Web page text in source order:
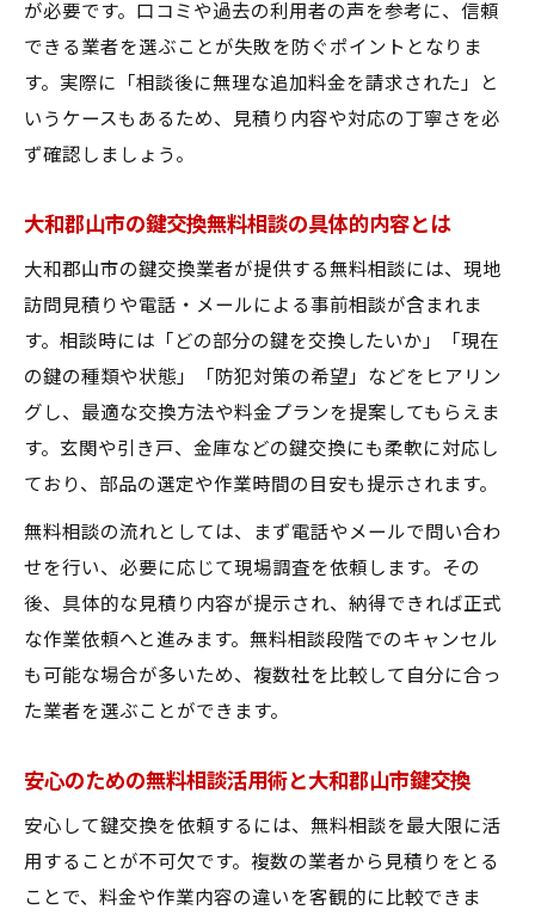
が必要です。口コミや過去の利用者の声を参考に、信頼
できる業者を選ぶことが失敗を防ぐポイントとなりま
す。実際に「相談後に無理な追加料金を請求された」と
いうケースもあるため、見積り内容や対応の丁寧さを必
ず確認しましょう。
大和郡山市の鍵交換無料相談の具体的内容とは
大和郡山市の鍵交換業者が提供する無料相談には、現地
訪問見積りや電話・メールによる事前相談が含まれま
す。相談時には「どの部分の鍵を交換したいか」「現在
の鍵の種類や状態」「防犯対策の希望」などをヒアリン
グし、最適な交換方法や料金プランを提案してもらえま
す。玄関や引き戸、金庫などの鍵交換にも柔軟に対応し
ており、部品の選定や作業時間の目安も提示されます。
無料相談の流れとしては、まず電話やメールで問い合わ
せを行い、必要に応じて現場調査を依頼します。その
後、具体的な見積り内容が提示され、納得できれば正式
な作業依頼へと進みます。無料相談段階でのキャンセル
も可能な場合が多いため、複数社を比較して自分に合っ
た業者を選ぶことができます。
安心のための無料相談活用術と大和郡山市鍵交換
安心して鍵交換を依頼するには、無料相談を最大限に活
用することが不可欠です。複数の業者から見積りをとる
ことで、料金や作業内容の違いを客観的に比較できま